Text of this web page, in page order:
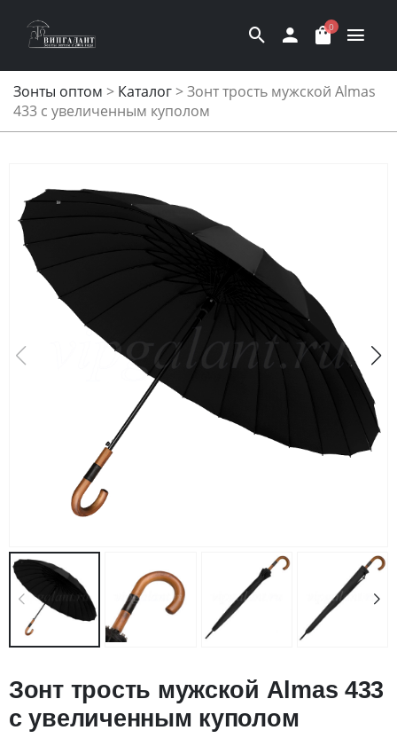
0
Зонты оптом > Каталог>Зонт трость мужской Almas
433 с увеличенным куполом
Зонт трость мужской Almas 433
с увеличенным куполом